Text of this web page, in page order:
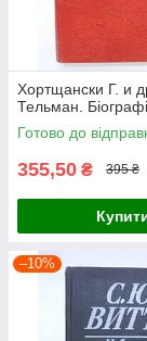
Хортщански Г. и
Тельман.
Готово до
355,50 ₴ 395 ₴
–10%